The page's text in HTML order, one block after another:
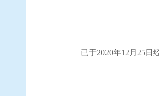
已于2020年12月25日